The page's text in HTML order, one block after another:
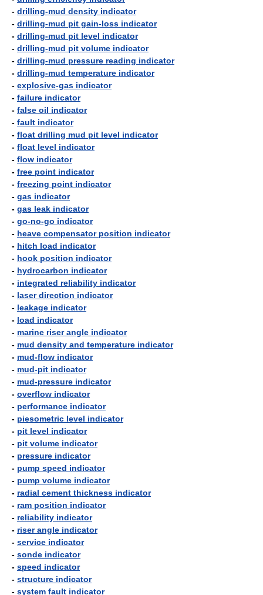
- drilling-mud density indicator
- drilling-mud pit gain-loss indicator
- drilling-mud pit level indicator
- drilling-mud pit volume indicator
- drilling-mud pressure reading indicator
- drilling-mud temperature indicator
- explosive-gas indicator
- failure indicator
- false oil indicator
- fault indicator
- float drilling mud pit level indicator
- float level indicator
- flow indicator
- free point indicator
- freezing point indicator
- gas indicator
- gas leak indicator
- go-no-go indicator
- heave compensator position indicator
- hitch load indicator
- hook position indicator
- hydrocarbon indicator
- integrated reliability indicator
- laser direction indicator
- leakage indicator
- load indicator
- marine riser angle indicator
- mud density and temperature indicator
- mud-flow indicator
- mud-pit indicator
- mud-pressure indicator
- overflow indicator
- performance indicator
- piesometric level indicator
- pit level indicator
- pit volume indicator
- pressure indicator
- pump speed indicator
- pump volume indicator
- radial cement thickness indicator
- ram position indicator
- reliability indicator
- riser angle indicator
- service indicator
- sonde indicator
- speed indicator
- structure indicator
- system fault indicator